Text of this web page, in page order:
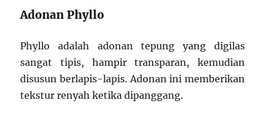
Adonan Phyllo
Phyllo adalah adonan tepung yang digilas
sangat tipis, hampir transparan, kemudian
disusun berlapis-lapis. Adonan ini memberikan
tekstur renyah ketika dipanggang.